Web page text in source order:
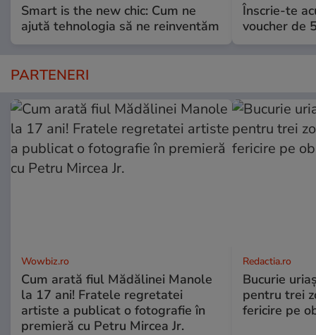
Smart is the new chic: Cum ne
ajută tehnologia să ne reinventăm
Înscrie-te
voucher de
PARTENERI
Wowbiz.ro
Cum arată fiul Mădălinei Manole
la 17 ani! Fratele regretatei
artiste a publicat o fotografie în
premieră cu Petru Mircea Jr.
Redactia.ro
Bucurie
pentru trei
fericire pe